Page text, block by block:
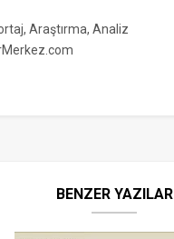
Araştırma, Analiz
BENZER YAZILAR